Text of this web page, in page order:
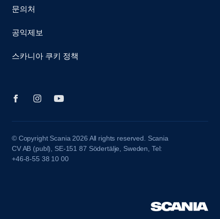
문의처
공익제보
스카니아 쿠키 정책
© Copyright Scania 2026 All rights reserved. Scania
CV AB (publ), SE-151 87 Södertälje, Sweden, Tel:
+46-8-55 38 10 00